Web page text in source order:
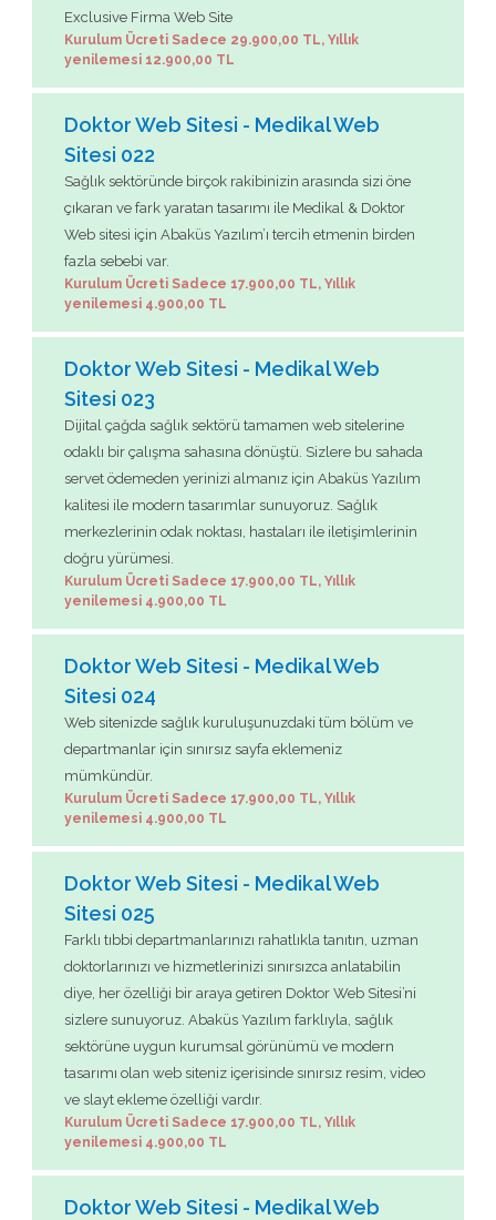
Exclusive Firma Web Site
Kurulum Ücreti Sadece 29.900,00 TL, Yıllık
yenilemesi 12.900,00 TL
Doktor Web Sitesi - Medikal Web
Sitesi 022
Sağlık sektöründe birçok rakibinizin arasında sizi öne
çıkaran ve fark yaratan tasarımı ile Medikal & Doktor
Web sitesi için Abaküs Yazılım’ı tercih etmenin birden
fazla sebebi var.
Kurulum Ücreti Sadece 17.900,00 TL, Yıllık
yenilemesi 4.900,00 TL
Doktor Web Sitesi - Medikal Web
Sitesi 023
Dijital çağda sağlık sektörü tamamen web sitelerine
odaklı bir çalışma sahasına dönüştü. Sizlere bu sahada
servet ödemeden yerinizi almanız için Abaküs Yazılım
kalitesi ile modern tasarımlar sunuyoruz. Sağlık
merkezlerinin odak noktası, hastaları ile iletişimlerinin
doğru yürümesi.
Kurulum Ücreti Sadece 17.900,00 TL, Yıllık
yenilemesi 4.900,00 TL
Doktor Web Sitesi - Medikal Web
Sitesi 024
Web sitenizde sağlık kuruluşunuzdaki tüm bölüm ve
departmanlar için sınırsız sayfa eklemeniz
mümkündür.
Kurulum Ücreti Sadece 17.900,00 TL, Yıllık
yenilemesi 4.900,00 TL
Doktor Web Sitesi - Medikal Web
Sitesi 025
Farklı tıbbi departmanlarınızı rahatlıkla tanıtın, uzman
doktorlarınızı ve hizmetlerinizi sınırsızca anlatabilin
diye, her özelliği bir araya getiren Doktor Web Sitesi’ni
sizlere sunuyoruz. Abaküs Yazılım farklıyla, sağlık
sektörüne uygun kurumsal görünümü ve modern
tasarımı olan web siteniz içerisinde sınırsız resim, video
ve slayt ekleme özelliği vardır.
Kurulum Ücreti Sadece 17.900,00 TL, Yıllık
yenilemesi 4.900,00 TL
Doktor Web Sitesi - Medikal Web